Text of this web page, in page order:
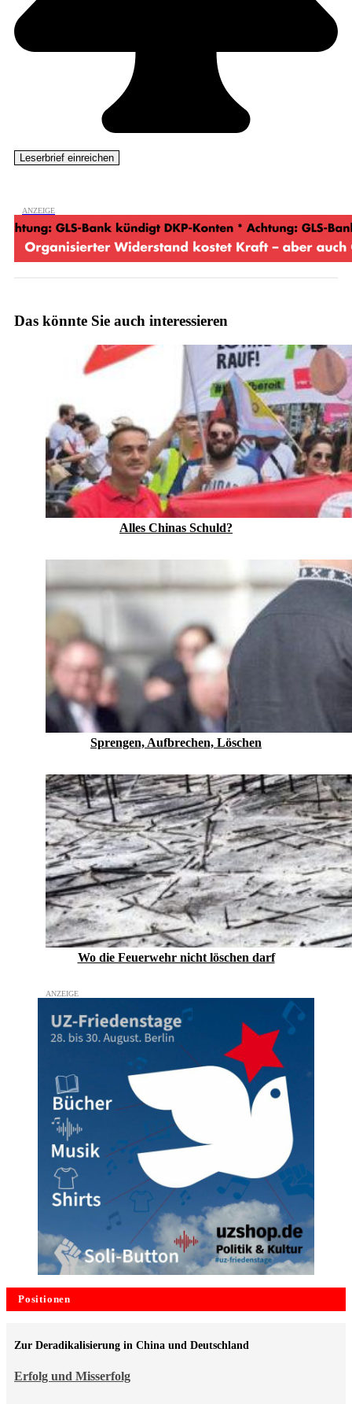
Das könnte Sie auch interessieren
Alles Chinas Schuld?
Sprengen, Aufbrechen, Löschen
Wo die Feuerwehr nicht löschen darf
Positionen
Erfolg und Misserfolg
Zur Deradikalisierung in China und Deutschland